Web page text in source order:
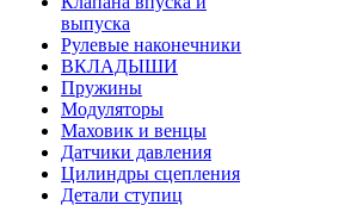
выпуска
Рулевые наконечники
ВКЛАДЫШИ
Пружины
Модуляторы
Маховик и венцы
Датчики давления
Цилиндры сцепления
Детали ступиц